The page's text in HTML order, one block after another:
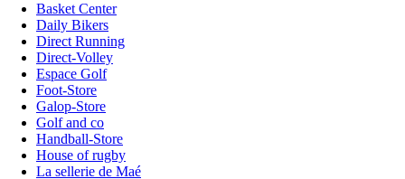
Basket Center
Daily Bikers
Direct Running
Direct-Volley
Espace Golf
Foot-Store
Galop-Store
Golf and co
Handball-Store
House of rugby
La sellerie de Maé